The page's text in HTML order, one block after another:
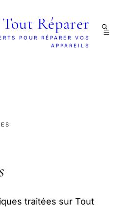
Tout Réparer
POUR RÉPARER VOS
APPAREILS
traitées sur Tout